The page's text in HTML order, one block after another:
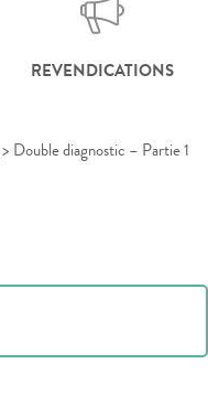
REVENDICATIONS
> Double diagnostic – Partie 1